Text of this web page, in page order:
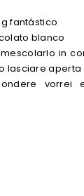
fantástico
blanco
in
lasciare aperta
vorrei